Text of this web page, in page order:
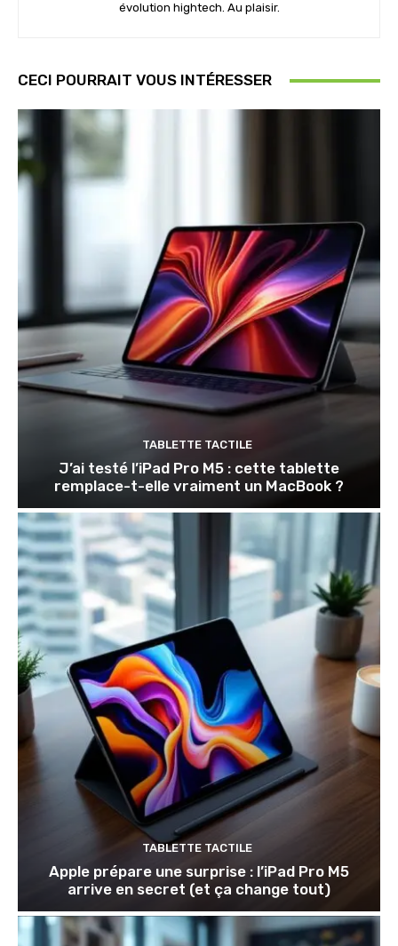
évolution hightech. Au plaisir.
CECI POURRAIT VOUS INTÉRESSER
TABLETTE TACTILE
J’ai testé l’iPad Pro M5 : cette tablette
remplace-t-elle vraiment un MacBook ?
TABLETTE TACTILE
Apple prépare une surprise : l’iPad Pro M5
arrive en secret (et ça change tout)